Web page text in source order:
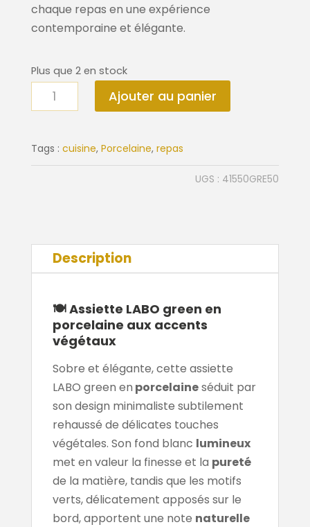
chaque repas en une expérience
contemporaine et élégante.
Plus que 2 en stock
quantité
de
LABO
green
Ajouter au panier
Tags : cuisine, Porcelaine, repas
UGS : 41550GRE50
Description
🍽️ Assiette LABO green en
porcelaine aux accents
végétaux
Sobre et élégante, cette assiette
LABO green en porcelaineséduit par
son design minimaliste subtilement
rehaussé de délicates touches
végétales. Son fond blanc lumineux
met en valeur la finesse et la pureté
de la matière, tandis que les motifs
verts, délicatement apposés sur le
bord, apportent une note naturelle